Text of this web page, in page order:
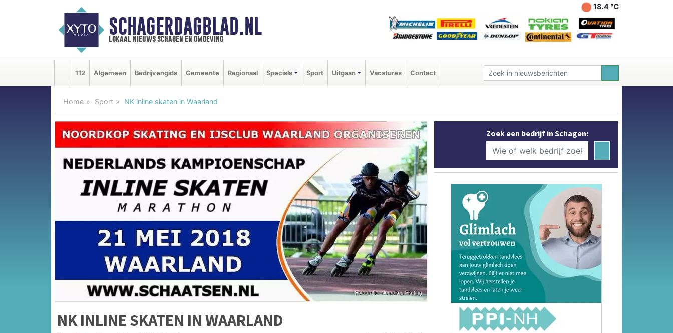
SCHAGERDAGBLAD.NL
lokaal nieuws schagen en omgeving
18.4 ℃
112 Algemeen Bedrijvengids Gemeente Regionaal Specials Sport Uitgaan Vacatures Contact
Home Sport NK inline skaten in Waarland
NK INLINE SKATEN IN WAARLAND
Zoek een bedrijf in Schagen: